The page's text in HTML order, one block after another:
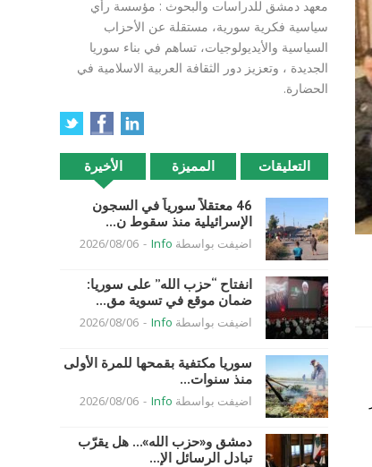
معهد دمشق للدراسات والبحوث : مؤسسة رأي
سياسية فكرية سورية، مستقلة عن الأحزاب
السياسية والأيديولوجيات، تساهم في بناء سوريا
الجديدة ، وتعزيز دور الثقافة العربية الاسلامية في
الحضارة.
الأخيرة المميزة التعليقات
46 معتقلاً سورياً في السجون
الإسرائيلية منذ سقوط ن...
اضيفت بواسطة Info
-
2026/08/06
انفتاح “حزب الله” على سوريا:
ضمان موقع في تسوية مق...
اضيفت بواسطة Info
-
2026/08/06
سوريا مكتفية بقمحها للمرة الأولى
منذ سنوات...
اضيفت بواسطة Info
-
2026/08/06
دمشق و«حزب الله»… هل يقرّب
تبادل الرسائل الإ...